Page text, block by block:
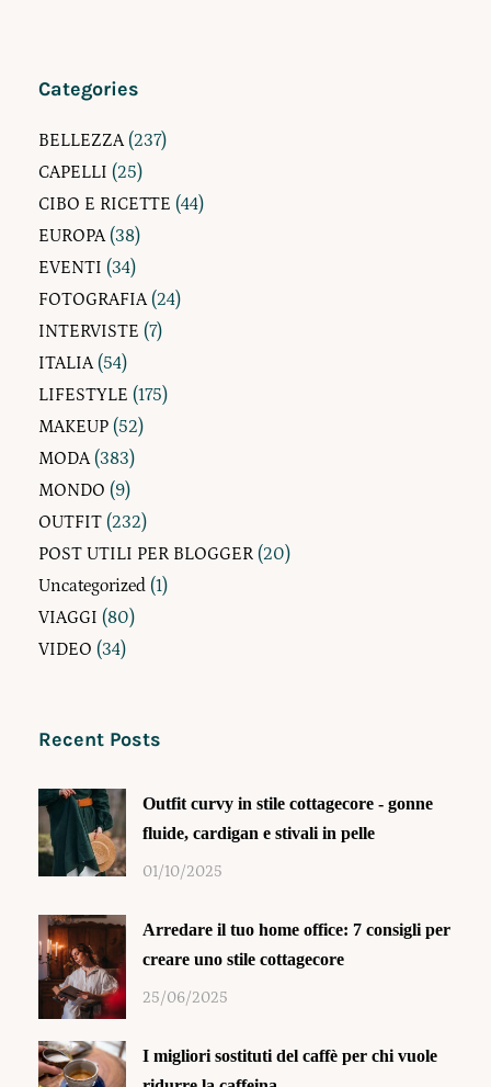
Categories
BELLEZZA(237)
CAPELLI (25)
CIBO E RICETTE (44)
EUROPA(38)
EVENTI (34)
FOTOGRAFIA(24)
INTERVISTE (7)
ITALIA(54)
LIFESTYLE (175)
MAKEUP (52)
MODA(383)
MONDO (9)
OUTFIT (232)
POST UTILI PER BLOGGER (20)
Uncategorized (1)
VIAGGI (80)
VIDEO (34)
Recent Posts
Outfit curvy in stile cottagecore - gonne
fluide, cardigan e stivali in pelle
01/10/2025
Arredare il tuo home office: 7 consigli per
creare uno stile cottagecore
25/06/2025
I migliori sostituti del caffè per chi vuole